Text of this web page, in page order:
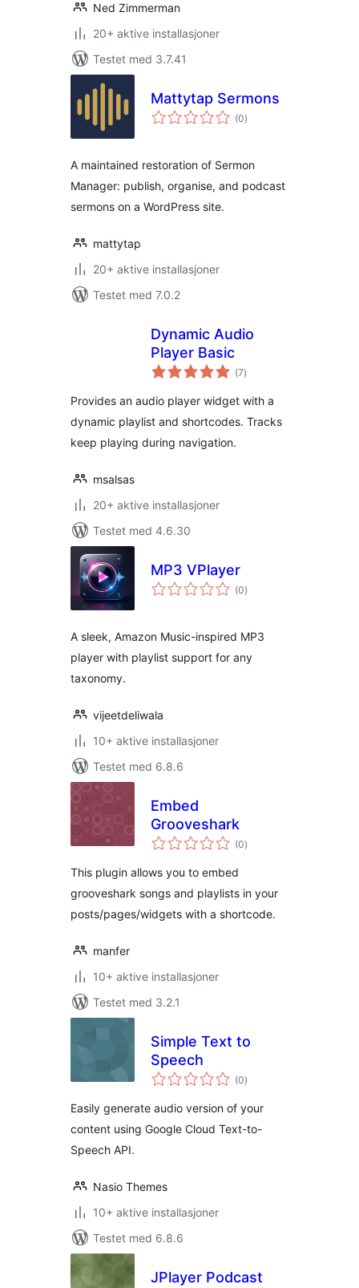
Ned Zimmerman
20+ aktive installasjoner
Testet med 3.7.41
Mattytap Sermons
(0totale
vurderinger
)
A maintained restoration of Sermon
Manager: publish, organise, and podcast
sermons on a WordPress site.
mattytap
20+ aktive installasjoner
Testet med 7.0.2
Dynamic Audio
Player Basic
(7totale
vurderinger
)
Provides an audio player widget with a
dynamic playlist and shortcodes. Tracks
keep playing during navigation.
msalsas
20+ aktive installasjoner
Testet med 4.6.30
MP3 VPlayer
(0totale
vurderinger
)
A sleek, Amazon Music-inspired MP3
player with playlist support for any
taxonomy.
vijeetdeliwala
10+ aktive installasjoner
Testet med 6.8.6
Embed
Grooveshark
(0totale
vurderinger
)
This plugin allows you to embed
grooveshark songs and playlists in your
posts/pages/widgets with a shortcode.
manfer
10+ aktive installasjoner
Testet med 3.2.1
Simple Text to
Speech
(0totale
vurderinger
)
Easily generate audio version of your
content using Google Cloud Text-to-
Speech API.
Nasio Themes
10+ aktive installasjoner
Testet med 6.8.6
JPlayer Podcast